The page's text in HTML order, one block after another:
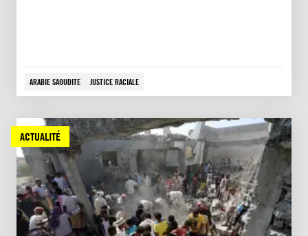
ARABIE SAOUDITE JUSTICE RACIALE
ACTUALITÉ